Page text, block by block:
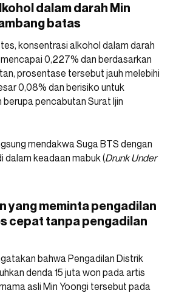
dalam darah Min
batas
konsentrasi alkohol dalam darah
0,227% dan berdasarkan
prosentase tersebut jauh melebihi
0,08% dan berisiko untuk
pencabutan Surat Ijin
mendakwa Suga BTS dengan
dalam keadaan mabuk (Drunk Under
yang meminta pengadilan
cepat tanpa pengadilan
bahwa Pengadilan Distrik
denda 15 juta won pada artis
asli Min Yoongi tersebut pada